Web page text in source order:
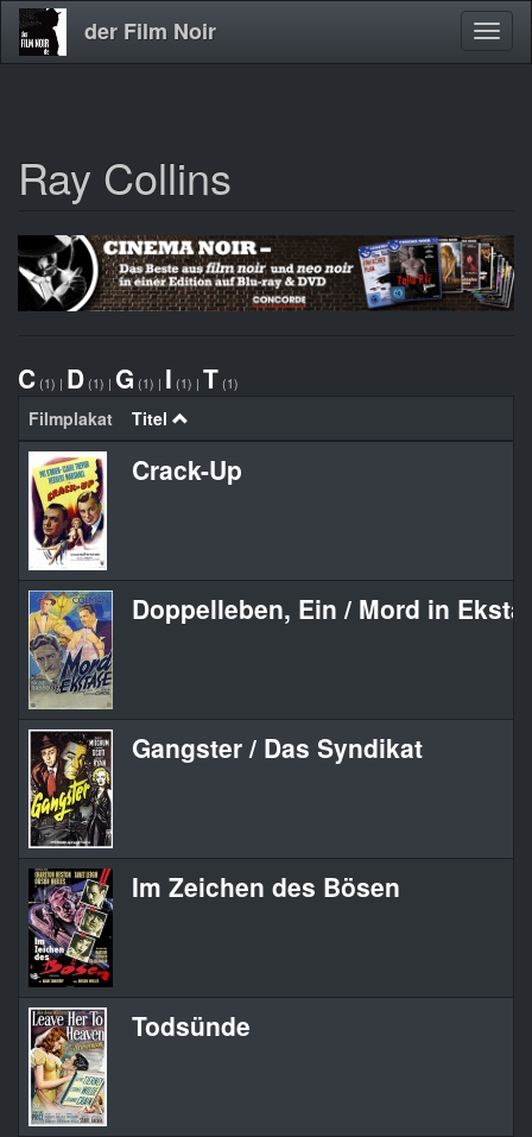
Direkt
zum
der Film Noir
Ray Collins
C (1) | D (1) | G (1) | I (1) | T (1)
Filmplakat Titel
Crack-Up
Doppelleben, Ein / Mord in
Gangster / Das Syndikat
Im Zeichen des Bösen
Todsünde